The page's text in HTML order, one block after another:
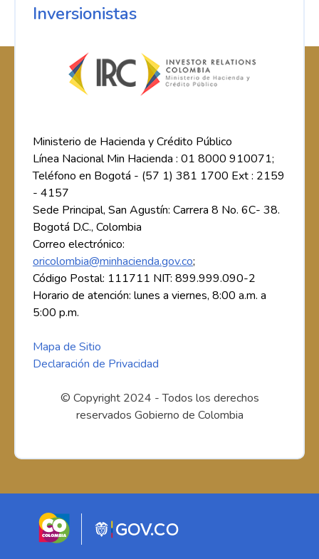
Inversionistas
Ministerio de Hacienda y Crédito Público
Línea Nacional Min Hacienda : 01 8000 910071;
Teléfono en Bogotá - (57 1) 381 1700 Ext : 2159
- 4157
Sede Principal, San Agustín: Carrera 8 No. 6C- 38.
Bogotá D.C., Colombia
Correo electrónico:
oricolombia@minhacienda.gov.co;
Código Postal: 111711 NIT: 899.999.090-2
Horario de atención: lunes a viernes, 8:00 a.m. a
5:00 p.m.
Mapa de Sitio
Declaración de Privacidad
© Copyright 2024 - Todos los derechos
reservados Gobierno de Colombia